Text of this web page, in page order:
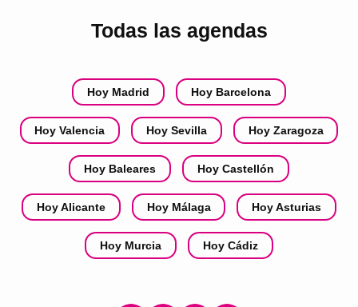
Todas las agendas
Hoy Madrid Hoy Barcelona
Hoy Valencia Hoy Sevilla Hoy Zaragoza
Hoy Baleares Hoy Castellón
Hoy Alicante Hoy Málaga Hoy Asturias
Hoy Murcia Hoy Cádiz